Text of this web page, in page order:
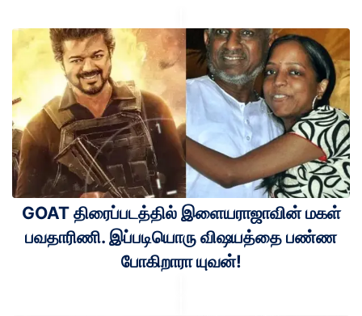
GOAT திரைப்படத்தில் இளையராஜாவின் மகள்
பவதாரிணி. இப்படியொரு விஷயத்தை பண்ண
போகிறாரா யுவன்!